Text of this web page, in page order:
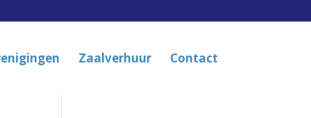
Zaalverhuur Contact